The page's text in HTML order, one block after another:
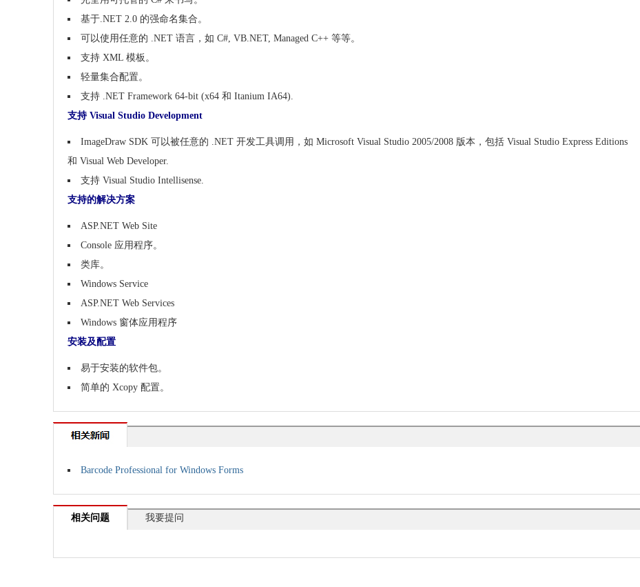
基于.NET 2.0 的强命名集合。
可以使用任意的 .NET 语言，如 C#, VB.NET, Managed C++ 等等。
支持 XML 模板。
轻量集合配置。
支持 .NET Framework 64-bit (x64 和 Itanium IA64).
支持 Visual Studio Development
ImageDraw SDK 可以被任意的 .NET 开发工具调用，如 Microsoft Visual Studio 2005/2008 版本，包括 Visual Studio Express Editions
和 Visual Web Developer.
支持 Visual Studio Intellisense.
支持的解决方案
ASP.NET Web Site
Console 应用程序。
类库。
Windows Service
ASP.NET Web Services
Windows 窗体应用程序
安装及配置
易于安装的软件包。
简单的 Xcopy 配置。
Barcode Professional for Windows Forms
相关问题 我要提问